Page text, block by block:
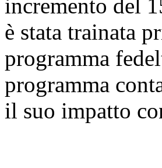
incremento del
è stata trainata
programma
programma
il suo impatto